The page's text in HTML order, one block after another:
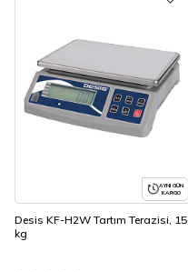
AYNI GÜN
KARGO
Desis KF-H2W Tartım Terazisi, 15
kg